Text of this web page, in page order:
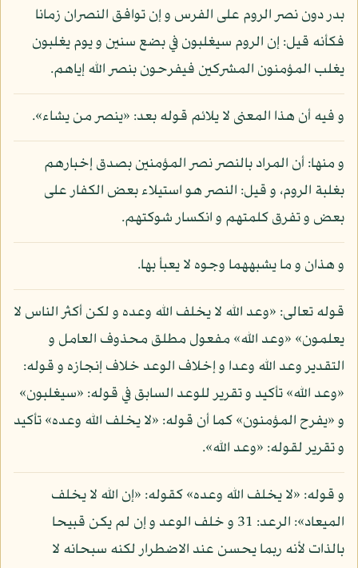
بدر دون نصر الروم على الفرس و إن توافق النصران زمانا
فكأنه قيل: إن الروم سيغلبون في بضع سنين و يوم يغلبون
يغلب المؤمنون المشركين فيفرحون بنصر الله إياهم.
و فيه أن هذا المعنى لا يلائم قوله بعد: «ينصر من يشاء».
و منها: أن المراد بالنصر نصر المؤمنين بصدق إخبارهم
بغلبة الروم، و قيل: النصر هو استيلاء بعض الكفار على
بعض و تفرق كلمتهم و انكسار شوكتهم.
و هذان و ما يشبههما وجوه لا يعبأ بها.
قوله تعالى: «وعد الله لا يخلف الله وعده و لكن أكثر الناس لا
يعلمون» «وعد الله» مفعول مطلق محذوف العامل و
التقدير وعد الله وعدا و إخلاف الوعد خلاف إنجازه و قوله:
«وعد الله» تأكيد و تقرير للوعد السابق في قوله: «سيغلبون»
و «يفرح المؤمنون» كما أن قوله: «لا يخلف الله وعده» تأكيد
و تقرير لقوله: «وعد الله».
و قوله: «لا يخلف الله وعده» كقوله: «إن الله لا يخلف
الميعاد»: الرعد: 31 و خلف الوعد و إن لم يكن قبيحا
بالذات لأنه ربما يحسن عند الاضطرار لكنه سبحانه لا